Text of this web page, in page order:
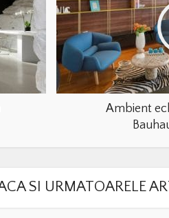
Ambient
SI URMATOARELE